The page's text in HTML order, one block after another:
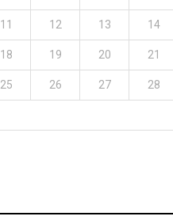
11 12 13 14
18 19 20 21
25 26 27 28